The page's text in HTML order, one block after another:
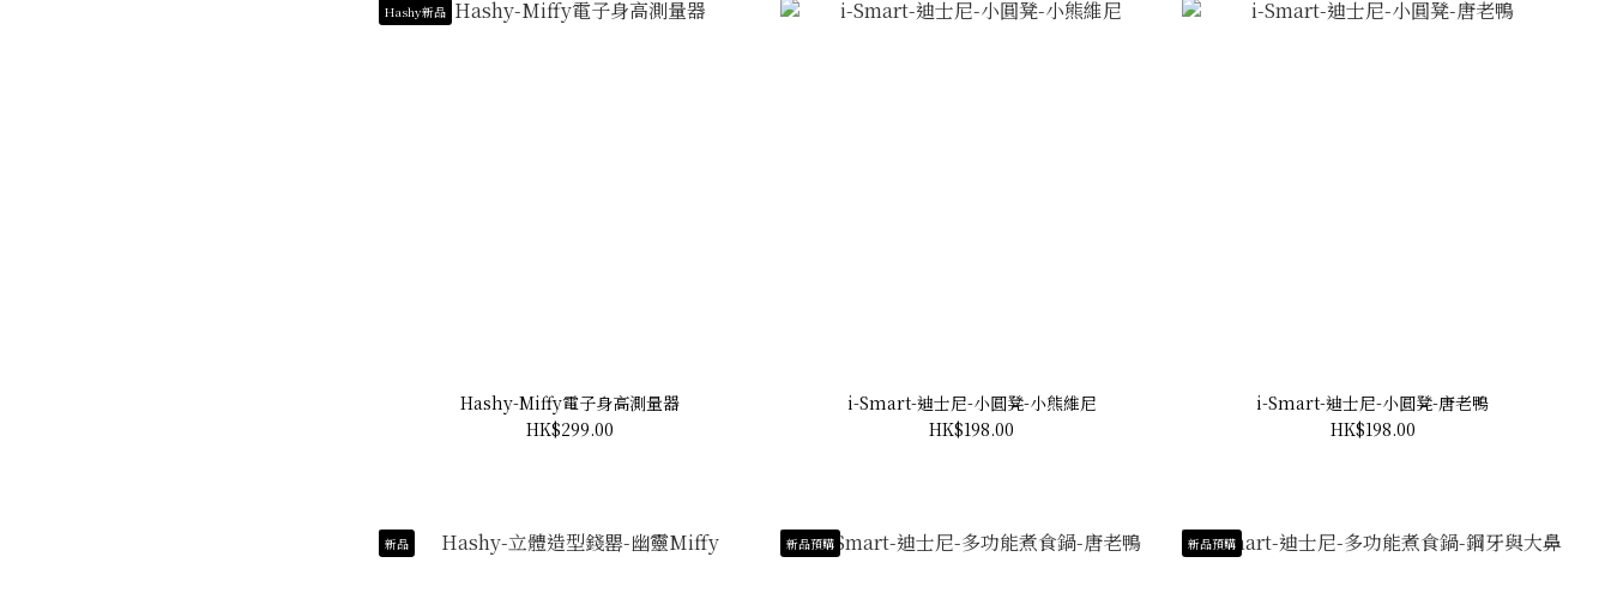
Hashy新品
Hashy-Miffy電子身高測量器
HK$299.00
i-Smart-迪士尼-小圓凳-小熊維尼
HK$198.00
i-Smart-迪士尼-小圓凳-唐老鴨
HK$198.00
新品 新品預購 新品預購